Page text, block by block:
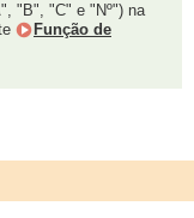
"B", "C" e "Nº") na
Função de